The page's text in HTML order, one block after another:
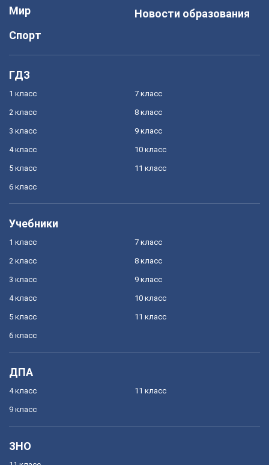
Мир
Спорт
Новости образования
ГДЗ
1 класс
2 класс
3 класс
4 класс
5 класс
6 класс
7 класс
8 класс
9 класс
10 класс
11 класс
Учебники
1 класс
2 класс
3 класс
4 класс
5 класс
6 класс
7 класс
8 класс
9 класс
10 класс
11 класс
ДПА
4 класс
9 класс
11 класс
ЗНО